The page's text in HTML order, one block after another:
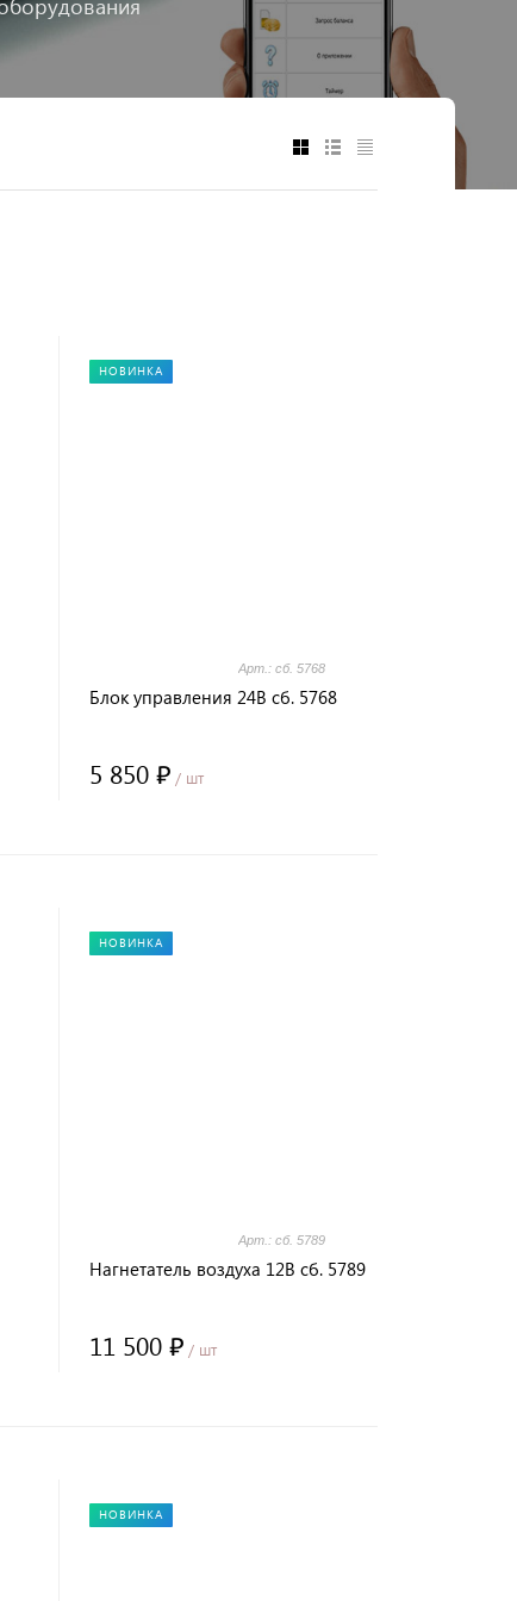
НОВИНКА
Арт.: сб. 5768
Блок управления 24В сб. 5768
5 850 ₽ / шт
НОВИНКА
Арт.: сб. 5789
Нагнетатель воздуха 12В сб. 5789
11 500 ₽ / шт
НОВИНКА